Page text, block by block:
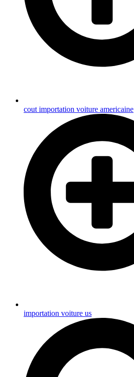
cout importation voiture americaine
importation voiture us